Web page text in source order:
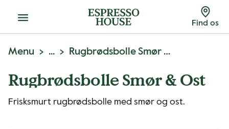
Menu Find os
Menu ... Rugbrødsbolle Smør & Ost
Rugbrødsbolle Smør & Ost
Frisksmurt rugbrødsbolle med smør og ost.